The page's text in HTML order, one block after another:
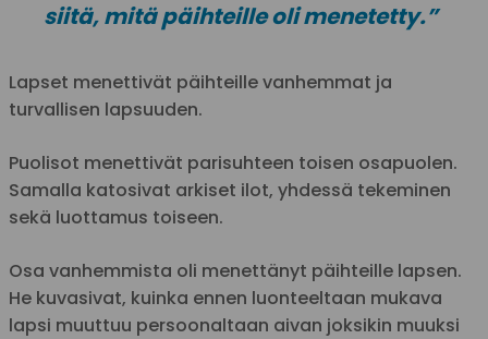
siitä, mitä päihteille oli menetetty.”
Lapset menettivät päihteille vanhemmat ja
turvallisen lapsuuden.
Puolisot menettivät parisuhteen toisen osapuolen.
Samalla katosivat arkiset ilot, yhdessä tekeminen
sekä luottamus toiseen.
Osa vanhemmista oli menettänyt päihteille lapsen.
He kuvasivat, kuinka ennen luonteeltaan mukava
lapsi muuttuu persoonaltaan aivan joksikin muuksi